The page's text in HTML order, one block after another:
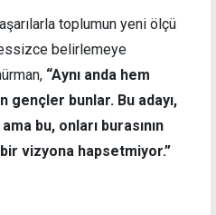
toplumun yeni ölçü
belirlemeye
“Aynı anda hem
gençler bunlar. Bu adayı,
bu, onları burasının
bir vizyona hapsetmiyor.”